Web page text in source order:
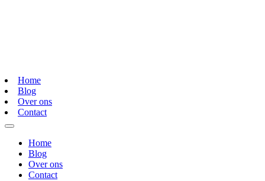
Home
Blog
Over ons
Contact
Home
Blog
Over ons
Contact